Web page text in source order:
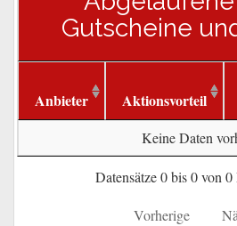
Gutscheine
Anbieter Aktionsvorteil
Keine Daten
Datensätze 0 bis 0 von 0
Vorherige